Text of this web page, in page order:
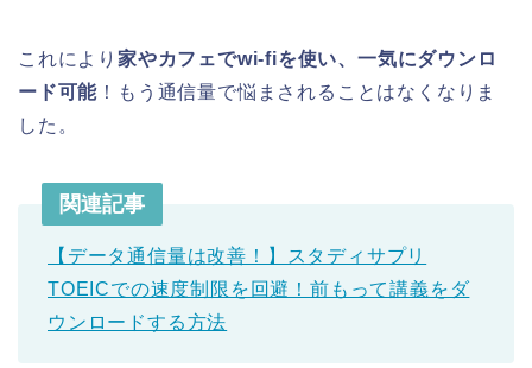
これにより 家やカフェでwi-fiを使い、一気にダウンロ
ード可能 ！もう通信量で悩まされることはなくなりま
した。
関連記事
【データ通信量は改善！】スタディサプリ
TOEICでの速度制限を回避！前もって講義をダ
ウンロードする方法